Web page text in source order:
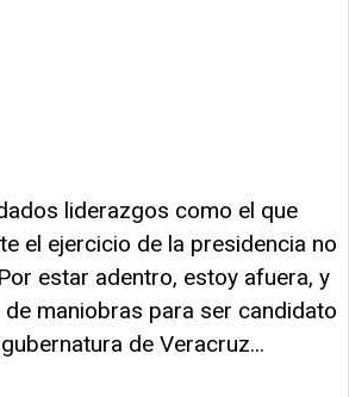
liderazgos como el que
el ejercicio de la presidencia no
estar adentro, estoy afuera, y
maniobras para ser candidato
de Veracruz...